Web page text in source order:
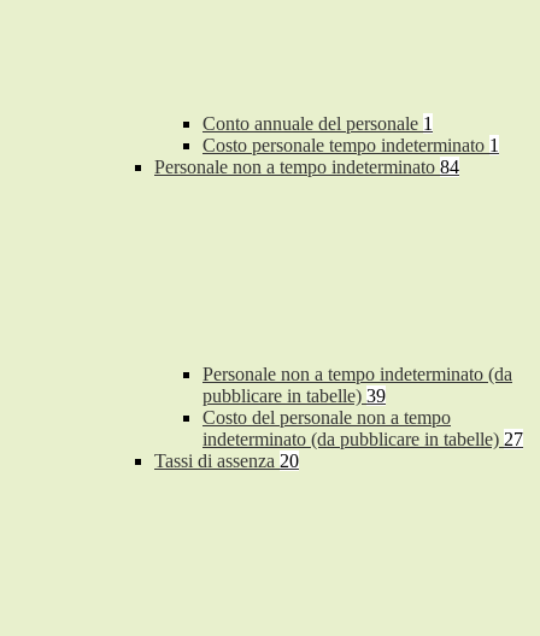
Conto annuale del personale 1
Costo personale tempo indeterminato 1
Personale non a tempo indeterminato 84
Personale non a tempo indeterminato (da
pubblicare in tabelle) 39
Costo del personale non a tempo
indeterminato (da pubblicare in tabelle) 27
Tassi di assenza 20